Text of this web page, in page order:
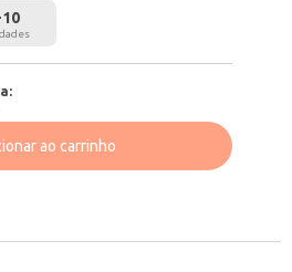
10
ao carrinho